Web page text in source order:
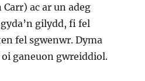
ac ar un adeg
gilydd, fi fel
fel sgwenwr. Dyma
ganeuon gwreiddiol.